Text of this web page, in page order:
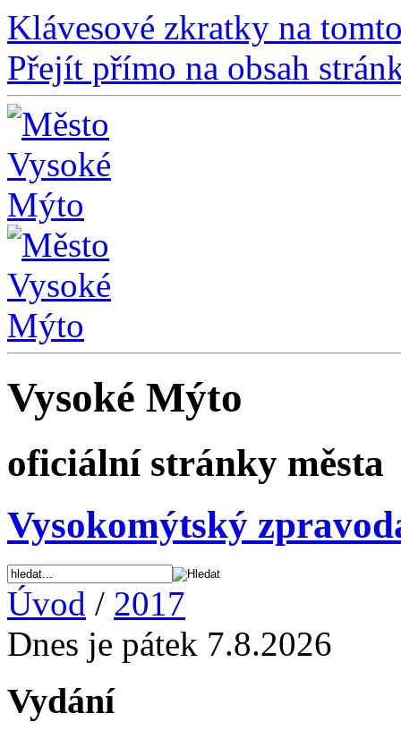
Klávesové zkratky na
Přejít přímo na obsah
Vysoké Mýto
oficiální stránky města
Vysokomýtský
Úvod / 2017
Dnes je pátek 7.8.2026
Vydání